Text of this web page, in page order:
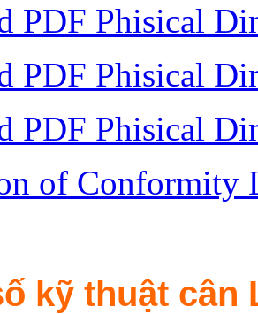
PDF Phisical
PDF Phisical
PDF Phisical
of Conformity
kỹ thuật cân